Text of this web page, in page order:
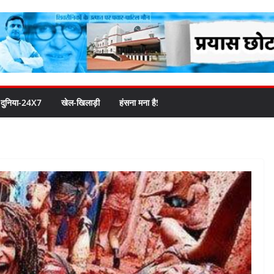
दुनिया-24X7 खेल-खिलाड़ी हंसना मना है!